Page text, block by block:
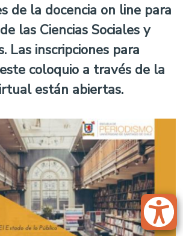
de la docencia on line para
las Ciencias Sociales y
Las inscripciones para
coloquio a través de la
están abiertas.